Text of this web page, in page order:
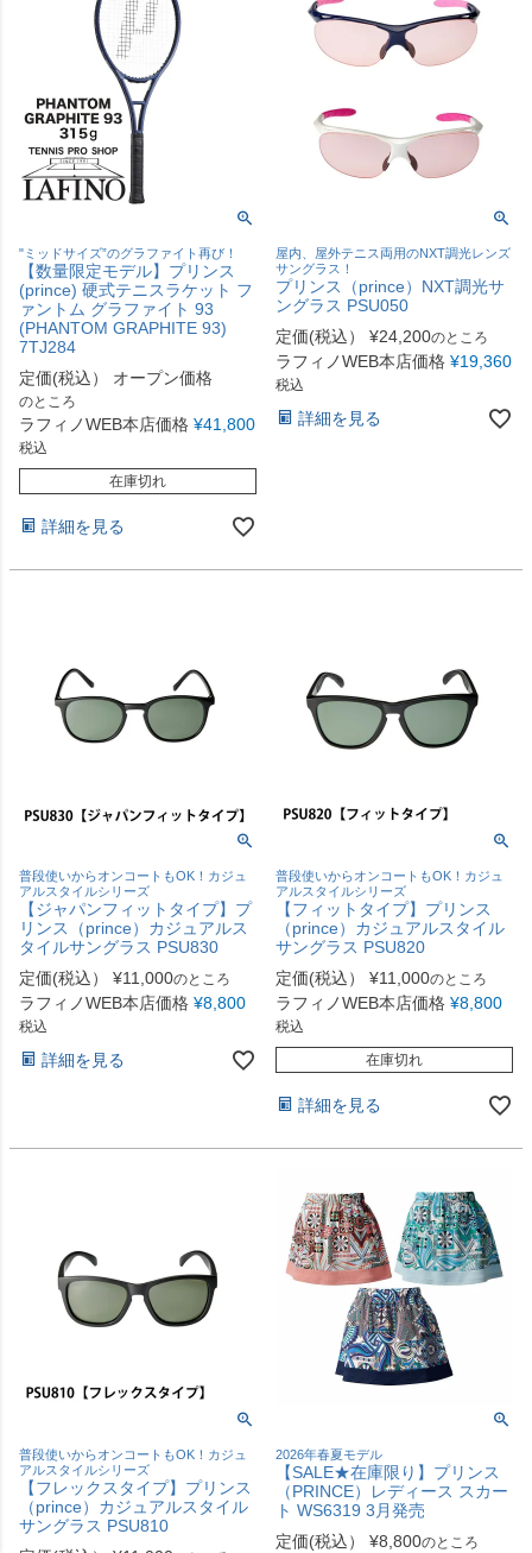
"ミッドサイズ”のグラファイト再び！
【数量限定モデル】プリンス
(prince) 硬式テニスラケット フ
ァントム グラファイト 93
(PHANTOM GRAPHITE 93)
7TJ284
定価(税込）
オープン価格
のところ
ラフィノWEB本店価格 ¥41,800
税込
在庫切れ
詳細を見る
屋内、屋外テニス両用のNXT調光レンズ
サングラス！
プリンス（prince）NXT調光サ
ングラス PSU050
定価(税込）
¥24,200のところ
ラフィノWEB本店価格 ¥19,360
税込
詳細を見る
普段使いからオンコートもOK！カジュ
アルスタイルシリーズ
【ジャパンフィットタイプ】プ
リンス（prince）カジュアルス
タイルサングラス PSU830
定価(税込）
¥11,000のところ
ラフィノWEB本店価格 ¥8,800
税込
詳細を見る
普段使いからオンコートもOK！カジュ
アルスタイルシリーズ
【フィットタイプ】プリンス
（prince）カジュアルスタイル
サングラス PSU820
定価(税込）
¥11,000のところ
ラフィノWEB本店価格 ¥8,800
税込
在庫切れ
詳細を見る
普段使いからオンコートもOK！カジュ
アルスタイルシリーズ
【フレックスタイプ】プリンス
（prince）カジュアルスタイル
サングラス PSU810
2026年春夏モデル
【SALE★在庫限り】プリンス
（PRINCE）レディース スカー
ト WS6319 3月発売
定価(税込）
¥8,800のところ